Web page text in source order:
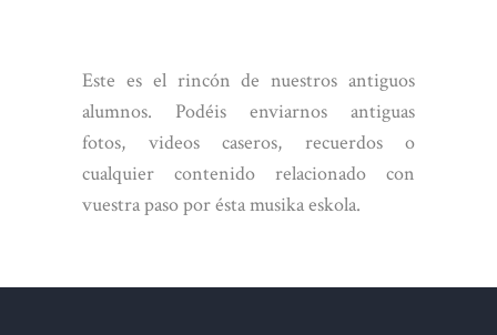
Este es el rincón de nuestros antiguos
alumnos. Podéis enviarnos antiguas
fotos, videos caseros, recuerdos o
cualquier contenido relacionado con
vuestra paso por ésta musika eskola.